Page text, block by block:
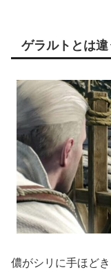
ゲラルトとは
儂がシリに手ほど